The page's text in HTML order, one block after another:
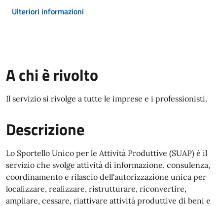
Ulteriori informazioni
A chi è rivolto
Il servizio si rivolge a tutte le imprese e i professionisti.
Descrizione
Lo Sportello Unico per le Attività Produttive (SUAP) è il
servizio che svolge attività di informazione, consulenza,
coordinamento e rilascio dell'autorizzazione unica per
localizzare, realizzare, ristrutturare, riconvertire,
ampliare, cessare, riattivare attività produttive di beni e